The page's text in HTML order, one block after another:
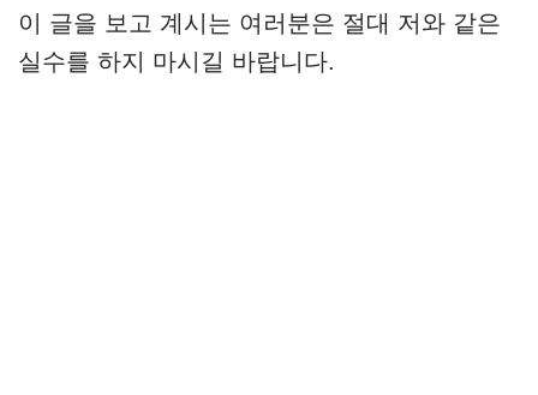
이 글을 보고 계시는 여러분은 절대 저와 같은
실수를 하지 마시길 바랍니다.